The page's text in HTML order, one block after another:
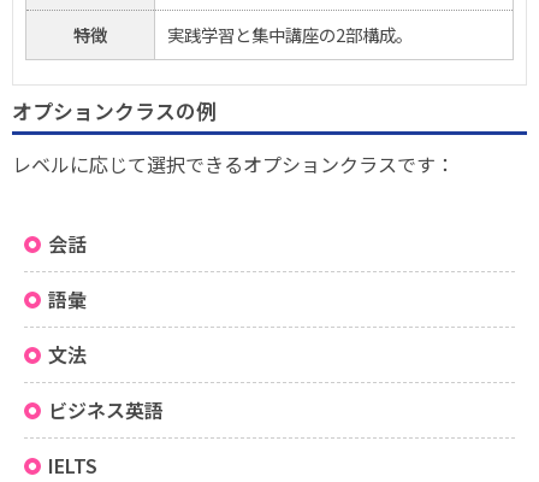
特徴
実践学習と集中講座の2部構成。
オプションクラスの例
レベルに応じて選択できるオプションクラスです：
会話
語彙
文法
ビジネス英語
IELTS